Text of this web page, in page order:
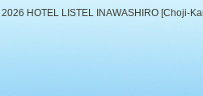
2026 HOTEL LISTEL INAWASHIRO [Choji-